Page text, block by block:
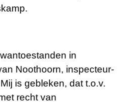
in
Noothoorn, inspecteur-
is gebleken, dat t.o.v.
recht van